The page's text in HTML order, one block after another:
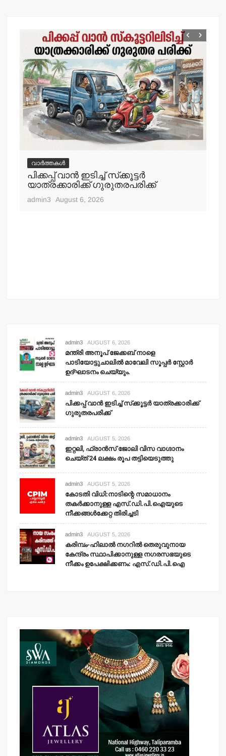
വാർത്തകൾ
പിക്കപ്പ് വാന്‍ ഇടിച്ച് സ്‌ക്കൂട്ടര്‍
യാത്രക്കാരിക്ക് ഗുരുതരപരിക്ക്
admin3 August 6, 2026
admin3 AUGUST 6, 2026
മന്ത്രി അനൂപ് ജേക്കബ് നാളെ
പാടിയോട്ടുചാലില്‍ മാവേലി സൂപ്പര്‍ സ്റ്റോര്‍
ഉദ്ഘാടനം ചെയ്യും.
admin3 AUGUST 6, 2026
പിക്കപ്പ് വാന്‍ ഇടിച്ച് സ്‌ക്കൂട്ടര്‍ യാത്രക്കാരിക്ക്
ഗുരുതരപരിക്ക്
admin3 AUGUST 5, 2026
ഇറ്റലി, ഫ്രാന്‍സ് ജോലി വിസ വാഗ്ദാനം
ചെയ്ത് 24 ലക്ഷം രൂപ തട്ടിയെടുത്തു
admin3 AUGUST 5, 2026
കോടതി വിധി:നാടിന്റെ സമാധാനം
തകര്‍ക്കാനുള്ള എസ്.ഡി.പി.ഐയുടെ
നീക്കങ്ങള്‍ക്കേറ്റ തിരിച്ചടി
admin3 AUGUST 5, 2026
കരിമ്പം-ഹിലാല്‍ നഗറില്‍ തെരുവുനായ
കേന്ദ്രം സ്ഥാപിക്കാനുള്ള നഗരസഭയുടെ
നീക്കം ഉപേക്ഷിക്കണം: എസ്.ഡി.പി.ഐ